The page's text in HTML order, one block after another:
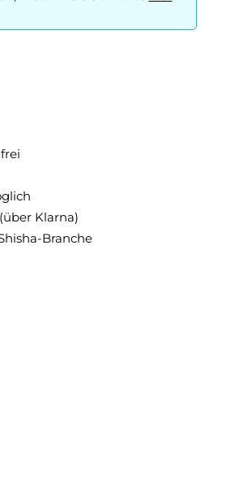
Klarna)
Branche